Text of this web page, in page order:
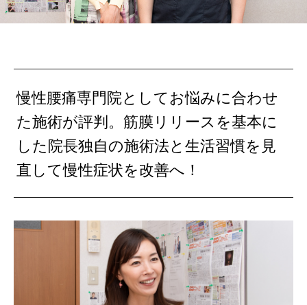
慢性腰痛専門院としてお悩みに合わせ
た施術が評判。筋膜リリースを基本に
した院長独自の施術法と生活習慣を見
直して慢性症状を改善へ！